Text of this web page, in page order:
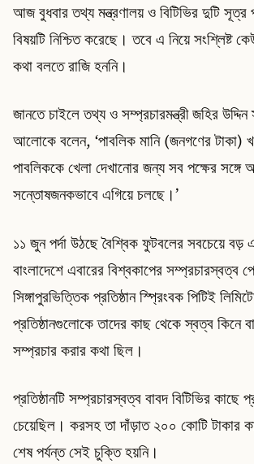
আজ বুধবার তথ্য মন্ত্রণালয় ও বিটিভির দুটি
বিষয়টি নিশ্চিত করেছে। তবে এ নিয়ে সংশ্লিষ্ট
কথা বলতে রাজি হননি।
জানতে চাইলে তথ্য ও সম্প্রচারমন্ত্রী জহির
আলোকে বলেন, ‘পাবলিক মানি (জনগণের টাকা)
পাবলিককে খেলা দেখানোর জন্য সব পক্ষের সঙ্গে
সন্তোষজনকভাবে এগিয়ে চলছে।’
১১ জুন পর্দা উঠছে বৈশ্বিক ফুটবলের সবচেয়ে
বাংলাদেশে এবারের বিশ্বকাপের সম্প্রচারস্বত্ব
সিঙ্গাপুরভিত্তিক প্রতিষ্ঠান স্প্রিংবক পিটিই
প্রতিষ্ঠানগুলোকে তাদের কাছ থেকে স্বত্ব কিনে
সম্প্রচার করার কথা ছিল।
প্রতিষ্ঠানটি সম্প্রচারস্বত্ব বাবদ বিটিভির কাছে
চেয়েছিল। করসহ তা দাঁড়াত ২০০ কোটি টাকার
শেষ পর্যন্ত সেই চুক্তি হয়নি।